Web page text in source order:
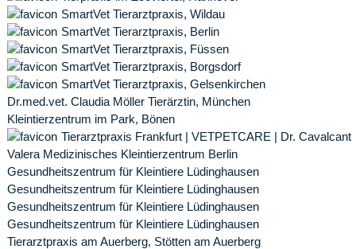
SmartVet Tierarztpraxis, Wildau
SmartVet Tierarztpraxis, Berlin
SmartVet Tierarztpraxis, Füssen
SmartVet Tierarztpraxis, Borgsdorf
SmartVet Tierarztpraxis, Gelsenkirchen
Dr.med.vet. Claudia Möller Tierärztin, München
Kleintierzentrum im Park, Bönen
Tierarztpraxis Frankfurt | VETPETCARE | Dr. Cavalcanti
Valera Medizinisches Kleintierzentrum Berlin
Gesundheitszentrum für Kleintiere Lüdinghausen
Gesundheitszentrum für Kleintiere Lüdinghausen
Gesundheitszentrum für Kleintiere Lüdinghausen
Gesundheitszentrum für Kleintiere Lüdinghausen
Tierarztpraxis am Auerberg, Stötten am Auerberg